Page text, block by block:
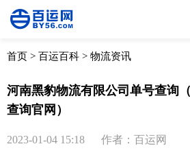
全部 物流资讯
首页 > 百运百科 > 物流资讯
河南黑豹物流有限公司单号查询
查询官网）
2023-01-04 15:18 作者：百运网